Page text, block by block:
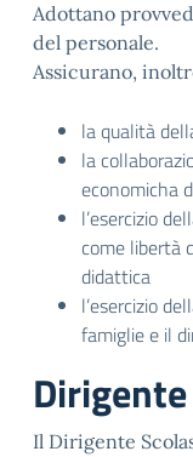
Adottano
del personale.
Assicurano,
la qualità
la
economicha
l’esercizio
come libertà
didattica
l’esercizio
famiglie e il
Il Dirigente